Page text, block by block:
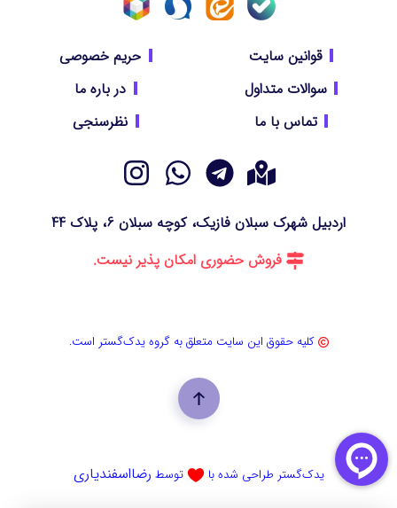
قوانین سایت
حریم خصوصی
سوالات متداول
در باره ما
تماس با ما
نظرسنجی
اردبیل شهرک سبلان فازیک، کوچه سبلان 6، پلاک 44
فروش حضوری امکان پذیر نیست.
کلیه حقوق این سایت متعلق به گروه یدک‌گستر است.
یدک‌گستر طراحی شده با توسط رضااسفندیاری